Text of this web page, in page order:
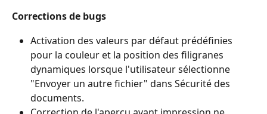
Corrections de bugs
Activation des valeurs par défaut prédéfinies
pour la couleur et la position des filigranes
dynamiques lorsque l'utilisateur sélectionne
"Envoyer un autre fichier" dans Sécurité des
documents.